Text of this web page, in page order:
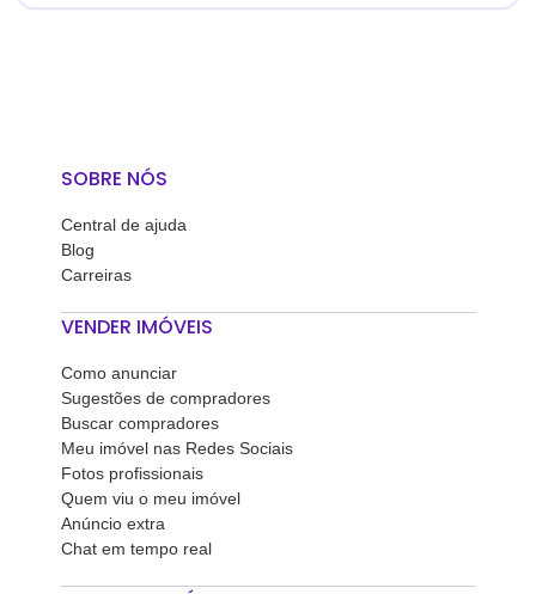
SOBRE NÓS
Central de ajuda
Blog
Carreiras
VENDER IMÓVEIS
Como anunciar
Sugestões de compradores
Buscar compradores
Meu imóvel nas Redes Sociais
Fotos profissionais
Quem viu o meu imóvel
Anúncio extra
Chat em tempo real